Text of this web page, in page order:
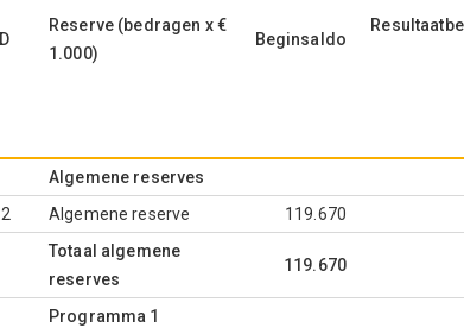
Reserve (bedragen x €
1.000)
Beginsaldo
Algemene reserves
Algemene reserve 119.670
Totaal algemene
reserves
119.670
Programma 1